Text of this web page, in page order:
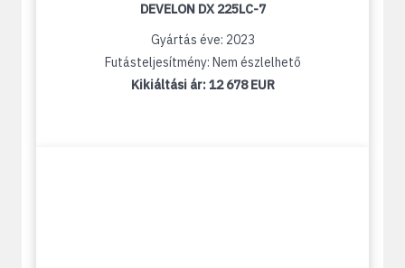
DEVELON DX 225LC-7
Gyártás éve: 2023
Futásteljesítmény: Nem észlelhető
Kikiáltási ár:12 678 EUR